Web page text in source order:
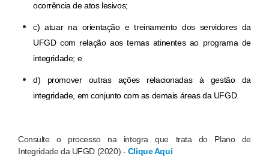
ocorrência de atos lesivos;
c) atuar na orientação e treinamento dos servidores da
UFGD com relação aos temas atinentes ao programa de
integridade; e
d) promover outras ações relacionadas à gestão da
integridade, em conjunto com as demais áreas da UFGD.
Consulte o processo na integra que trata do Plano de
Integridade da UFGD (2020) - Clique Aqui